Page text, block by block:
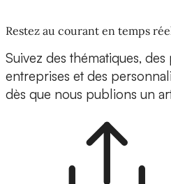
Restez au courant en temps
Suivez des thématiques,
entreprises et des
dès que nous publions un